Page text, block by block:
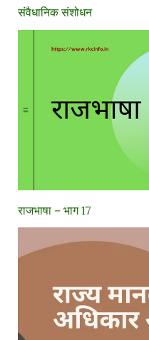
संवैधानिक संशोधन
राजभाषा – भाग 17